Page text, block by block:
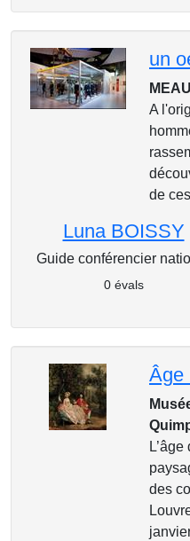
A
de
Luna BOISSY
Guide conférencier
0 évals
des